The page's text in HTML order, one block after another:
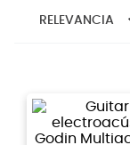
RELEVANCIA